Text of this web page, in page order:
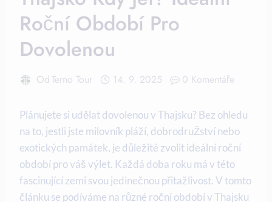
Roční Období Pro
Dovolenou
OdTerno Tour 14. 9. 2025 0 Komentáře
Plánujete si udělat dovolenou v Thajsku? Bez ohledu
na to, jestli jste milovník pláží, dobrodruŽství nebo
exotických památek, je důležité zvolit ideální roční
období pro váš výlet. Každá doba roku má v této
fascinující zemi svou jedinečnou přitažlivost. V tomto
článku se podíváme na různé roční období v Thajsku